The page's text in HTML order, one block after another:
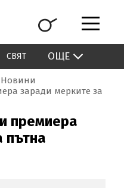
СВЯТ ОЩЕ
Новини
заради мерките за
премиера
пътна